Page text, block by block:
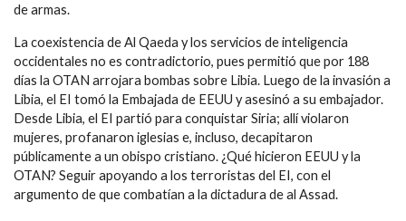
de armas.
La coexistencia de Al Qaeda y los servicios de inteligencia
occidentales no es contradictorio, pues permitió que por 188
días la OTAN arrojara bombas sobre Libia. Luego de la invasión a
Libia, el EI tomó la Embajada de EEUU y asesinó a su embajador.
Desde Libia, el EI partió para conquistar Siria; allí violaron
mujeres, profanaron iglesias e, incluso, decapitaron
públicamente a un obispo cristiano. ¿Qué hicieron EEUU y la
OTAN? Seguir apoyando a los terroristas del EI, con el
argumento de que combatían a la dictadura de al Assad.